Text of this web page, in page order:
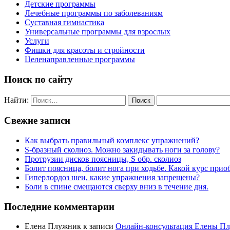
Детские программы
Лечебные программы по заболеваниям
Суставная гимнастика
Универсальные программы для взрослых
Услуги
Фишки для красоты и стройности
Целенаправленные программы
Поиск по сайту
Найти:
Свежие записи
Как выбрать правильный комплекс упражнений?
S-бразный сколиоз. Можно закидывать ноги за голову?
Протрузии дисков поясницы, S обр. сколиоз
Болит поясница, болит нога при ходьбе. Какой курс
Гиперлордоз шеи, какие упражнения запрещены?
Боли в спине смещаются сверху вниз в течение дня.
Последние комментарии
Елена Плужник к записи Онлайн-консультация Елены